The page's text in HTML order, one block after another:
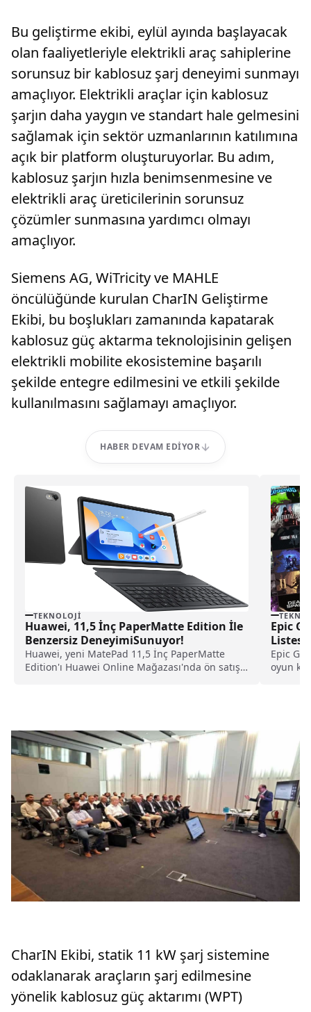
Bu geliştirme ekibi, eylül ayında başlayacak
olan faaliyetleriyle elektrikli araç sahiplerine
sorunsuz bir kablosuz şarj deneyimi sunmayı
amaçlıyor. Elektrikli araçlar için kablosuz
şarjın daha yaygın ve standart hale gelmesini
sağlamak için sektör uzmanlarının katılımına
açık bir platform oluşturuyorlar. Bu adım,
kablosuz şarjın hızla benimsenmesine ve
elektrikli araç üreticilerinin sorunsuz
çözümler sunmasına yardımcı olmayı
amaçlıyor.
Siemens AG, WiTricity ve MAHLE
öncülüğünde kurulan CharIN Geliştirme
Ekibi, bu boşlukları zamanında kapatarak
kablosuz güç aktarma teknolojisinin gelişen
elektrikli mobilite ekosistemine başarılı
şekilde entegre edilmesini ve etkili şekilde
kullanılmasını sağlamayı amaçlıyor.
HABER DEVAM EDIYOR
TEKNOLOJI
Huawei, 11,5 İnç PaperMatte Edition İle
Benzersiz DeneyimiSunuyor!
Huawei, yeni MatePad 11,5 İnç PaperMatte
Edition'ı Huawei Online Mağazası'nda ön satışa
Epic
Listesi
Epic
oyun
CharIN Ekibi, statik 11 kW şarj sistemine
odaklanarak araçların şarj edilmesine
yönelik kablosuz güç aktarımı (WPT)